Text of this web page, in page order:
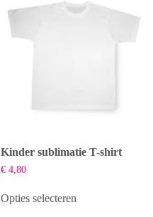
Kinder sublimatie T-shirt
€4,80
Opties selecteren